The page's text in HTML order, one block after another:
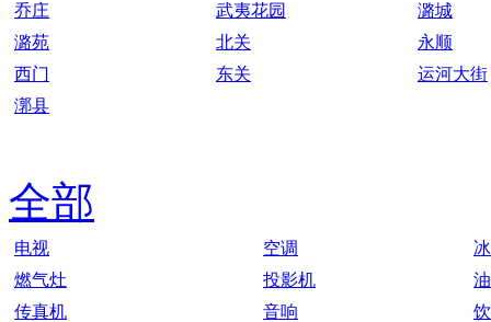
乔庄
武夷花园
潞城
潞苑
北关
永顺
西门
东关
运河大街
漷县
全部
电视 空调
燃气灶
投影机
传真机
音响